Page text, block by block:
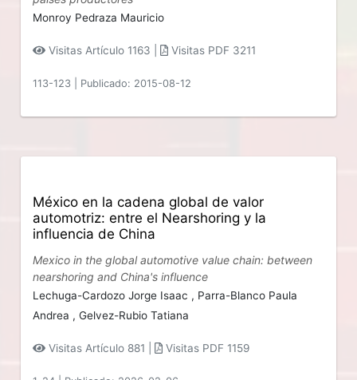
Monroy Pedraza Mauricio
Visitas Artículo 1163 | Visitas PDF 3211
113-123 Publicado: 2015-08-12
México en la cadena global de valor
automotriz: entre el Nearshoring y la
influencia de China
Mexico in the global automotive value chain: between
nearshoring and China's influence
Lechuga-Cardozo Jorge Isaac , Parra-Blanco Paula
Andrea ,Gelvez-Rubio Tatiana
Visitas Artículo 881 | Visitas PDF 1159